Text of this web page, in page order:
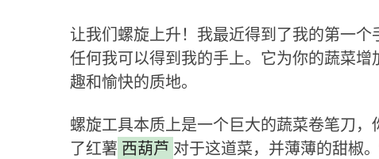
让我们螺旋上升！我最近得到了我的第一
任何我可以得到我的手上。它为你的蔬菜
趣和愉快的质地。
螺旋工具本质上是一个巨大的蔬菜卷笔刀
了红薯 西葫芦 对于这道菜，并薄薄的甜椒